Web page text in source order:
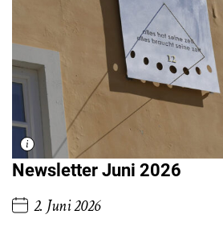
Newsletter Juni 2026
2. Juni 2026